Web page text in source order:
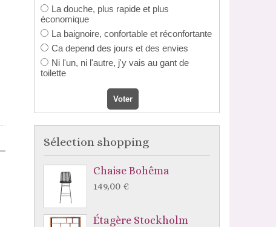
La douche, plus rapide et plus
économique
La baignoire, confortable et réconfortante
Ca depend des jours et des envies
Ni l'un, ni l'autre, j'y vais au gant de
toilette
Sélection shopping
Chaise Bohêma
149,00 €
Étagère Stockholm